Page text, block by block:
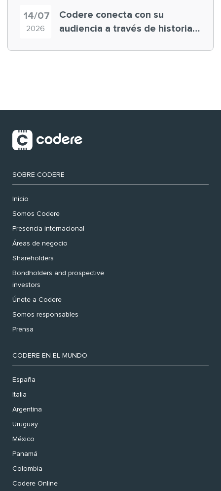
14/07
2026
Codere conecta con su
audiencia a través de historias
SOBRE CODERE
Inicio
Somos Codere
Presencia internacional
Áreas de negocio
Shareholders
Bondholders and prospective
investors
Únete a Codere
Somos responsables
Prensa
CODERE EN EL MUNDO
España
Italia
Argentina
Uruguay
México
Panamá
Colombia
Codere Online